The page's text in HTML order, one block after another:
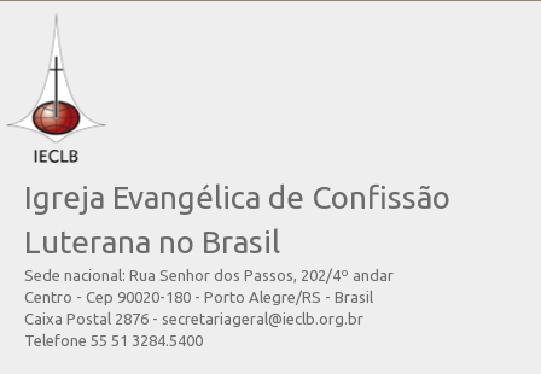
Igreja Evangélica de Confissão
Luterana no Brasil
Sede nacional: Rua Senhor dos Passos, 202/4º andar
Centro - Cep 90020-180 - Porto Alegre/RS - Brasil
Caixa Postal 2876 - secretariageral@ieclb.org.br
Telefone 55 51 3284.5400